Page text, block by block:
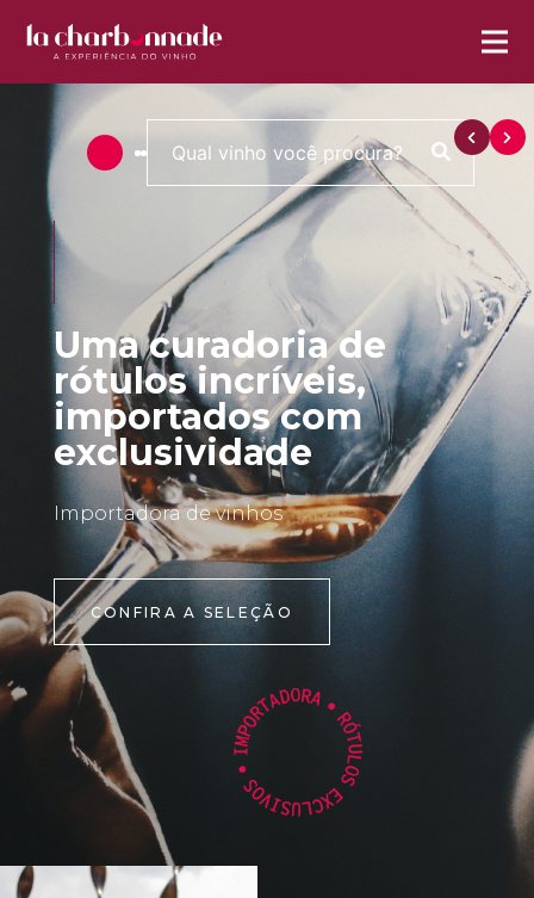
Uma curadoria de
rótulos incríveis,
importados com
exclusividade
Importadora de vinhos
CONFIRA A SELEÇÃO